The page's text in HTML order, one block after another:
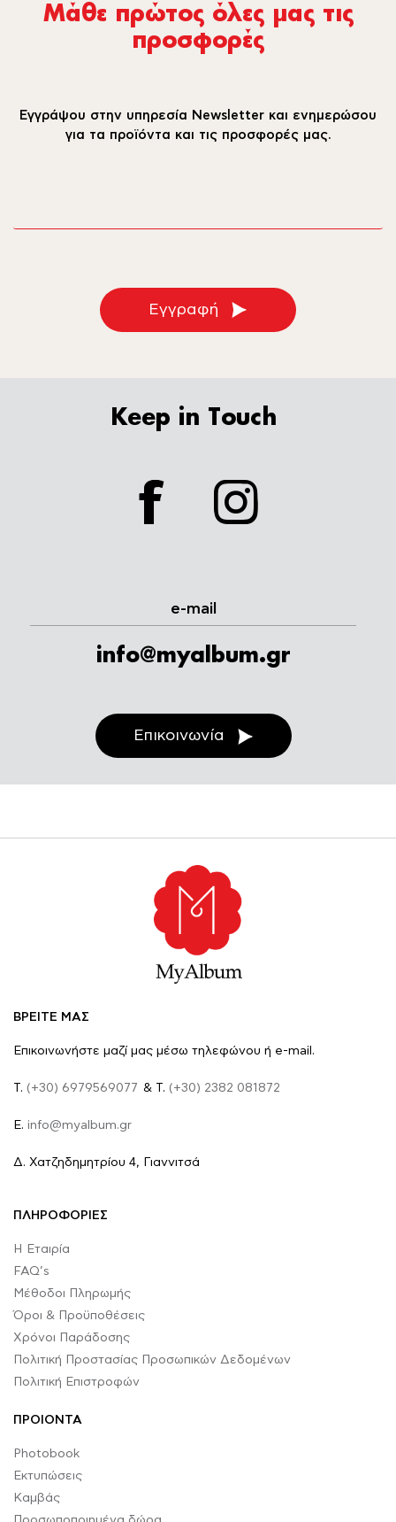
Μάθε πρώτος όλες µας τις
προσφορές
Εγγράψου στην υπηρεσία Newsletter και ενημερώσου
για τα προϊόντα και τις προσφορές μας.
Εγγραφή
Keep in Touch
facebook
e-mail
info@myalbum.gr
Επικοινωνία
ΒΡΕΙΤΕ ΜΑΣ
Επικοινωνήστε μαζί μας μέσω τηλεφώνου ή e-mail.
Τ. (+30) 6979569077 & Τ. (+30) 2382 081872
E. info@myalbum.gr
Δ. Χατζηδημητρίου 4, Γιαννιτσά
ΠΛΗΡΟΦΟΡΙΕΣ
Η Εταιρία
FAQ’s
Μέθοδοι Πληρωμής
Όροι & Προϋποθέσεις
Χρόνοι Παράδοσης
Πολιτική Προστασίας Προσωπικών Δεδομένων
Πολιτική Επιστροφών
ΠΡΟΙΟΝΤΑ
Photobook
Εκτυπώσεις
Καμβάς